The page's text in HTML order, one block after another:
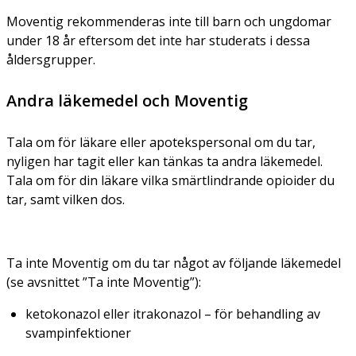
Moventig rekommenderas inte till barn och ungdomar
under 18 år eftersom det inte har studerats i dessa
åldersgrupper.
Andra läkemedel och Moventig
Tala om för läkare eller apotekspersonal om du tar,
nyligen har tagit eller kan tänkas ta andra läkemedel.
Tala om för din läkare vilka smärtlindrande opioider du
tar, samt vilken dos.
Ta inte Moventig om du tar något av följande läkemedel
(se avsnittet ”Ta inte Moventig”):
ketokonazol eller itrakonazol – för behandling av
svampinfektioner